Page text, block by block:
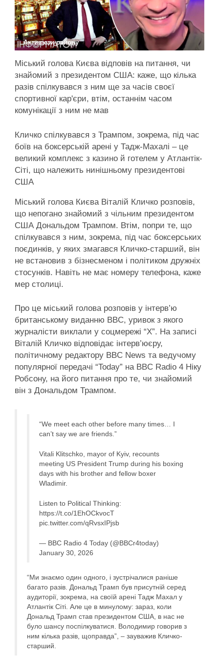
Активісти району
Міський голова Києва відповів на питання, чи
знайомий з президентом США: каже, що кілька
разів спілкувався з ним ще за часів своєї
спортивної кар'єри, втім, останнім часом
комунікації з ним не мав
Кличко спілкувався з Трампом, зокрема, під час
боїв на боксерській арені у Тадж-Махалі – це
великий комплекс з казино й готелем у Атлантік-
Сіті, що належить нинішньому президентові
США
Міський голова Києва Віталій Кличко розповів,
що непогано знайомий з чільним президентом
США Дональдом Трампом. Втім, попри те, що
спілкувався з ним, зокрема, під час боксерських
поєдинків, у яких змагався Кличко-старший, він
не встановив з бізнесменом і політиком дружніх
стосунків. Навіть не має номеру телефона, каже
мер столиці.
Про це міський голова розповів у інтерв’ю
британському виданню BBC, уривок з якого
журналісти виклали у соцмережі “X”. На записі
Віталій Кличко відповідає інтерв’юєру,
політичному редактору BBC News та ведучому
популярної передачі “Today” на BBC Radio 4 Ніку
Робсону, на його питання про те, чи знайомий
він з Дональдом Трампом.
“We meet each other before many times… I
can’t say we are friends.”
Vitali Klitschko, mayor of Kyiv, recounts
meeting US President Trump during his boxing
days with his brother and fellow boxer
Wladimir.
Listen to Political Thinking:
https://t.co/1EhOCkvocT
pic.twitter.com/qRvsxIPjsb
— BBC Radio 4 Today (@BBCr4today)
January 30, 2026
“Ми знаємо один одного, і зустрічалися раніше
багато разів. Дональд Трамп був присутній серед
аудиторії, зокрема, на своїй арені Тадж Махал у
Атлантік Сіті. Але це в минулому: зараз, коли
Дональд Трамп став президентом США, в нас не
було шансу поспілкуватися. Володимир говорив з
ним кілька разів, щоправда”, – зауважив Кличко-
старший.